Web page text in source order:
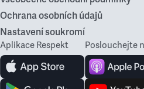
Ochrana osobních údajů
Nastavení soukromí
Aplikace Respekt Poslouchejte